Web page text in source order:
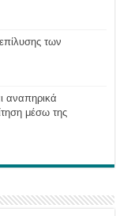
των
αναπηρικά
μέσω της